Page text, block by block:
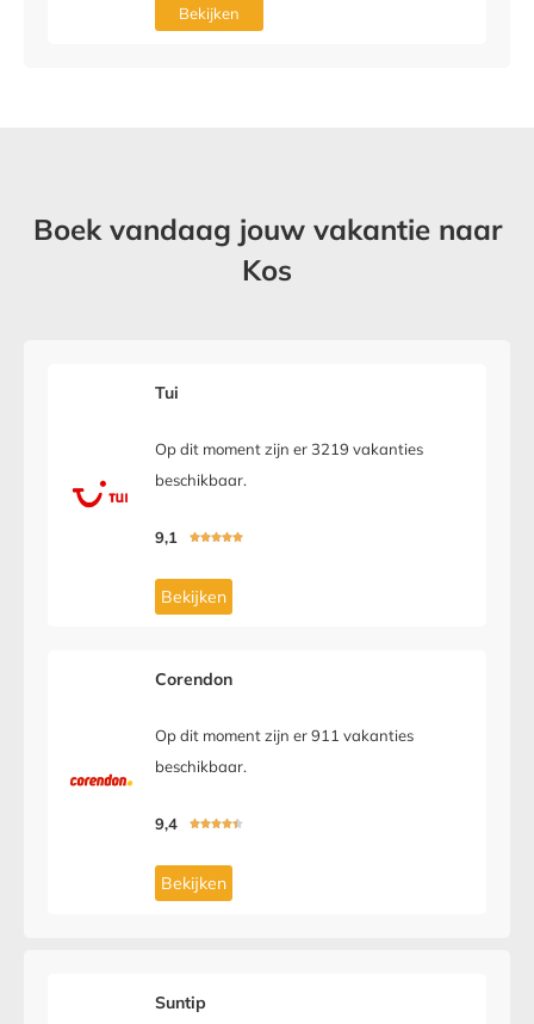
Bekijken
Boek vandaag jouw vakantie naar
Kos
Tui
Op dit moment zijn er 3219 vakanties
beschikbaar.
9,1 
Bekijken
Corendon
Op dit moment zijn er 911 vakanties
beschikbaar.
9,4 
Bekijken
Suntip